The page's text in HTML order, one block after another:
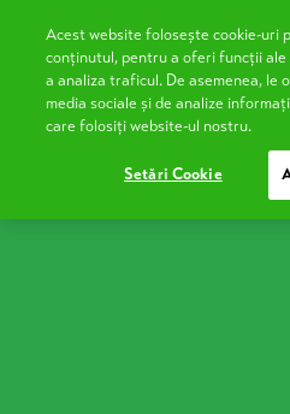
Acest website folosește cookie-uri
conținutul, pentru a oferi funcții
a analiza traficul. De asemenea, le
media sociale și de analize
care folosiți website-ul nostru.
Setări Cookie